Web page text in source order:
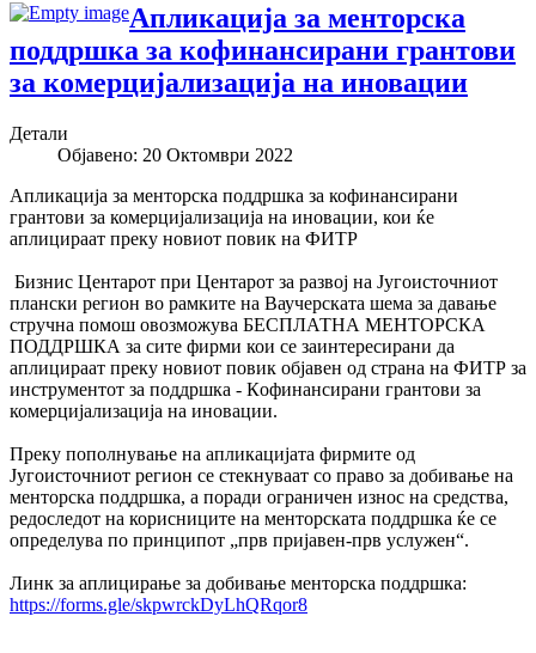
Апликација за менторска
поддршка за кофинансирани грантови
за комерцијализација на иновации
Детали
Објавено: 20 Октомври 2022
Апликација за менторска поддршка за кофинансирани
грантови за комерцијализација на иновации, кои ќе
аплицираат преку новиот повик на ФИТР
Бизнис Центарот при Центарот за развој на Југоисточниот
плански регион во рамките на Ваучерската шема за давање
стручна помош овозможува БЕСПЛАТНА МЕНТОРСКА
ПОДДРШКА за сите фирми кои се заинтересирани да
аплицираат преку новиот повик објавен од страна на ФИТР за
инструментот за поддршка - Кoфинансирани грантови за
комерцијализација на иновации.
Преку пополнување на апликацијата фирмите од
Југоисточниот регион се стекнуваат со право за добивање на
менторска поддршка, а поради ограничен износ на средства,
редоследот на корисниците на менторската поддршка ќе се
определува по принципот „прв пријавен-прв услужен“.
Линк за аплицирање за добивање менторска поддршка:
https://forms.gle/skpwrckDyLhQRqor8